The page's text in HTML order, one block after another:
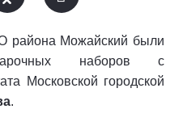
района Можайский были
наборов с
Московской городской
.